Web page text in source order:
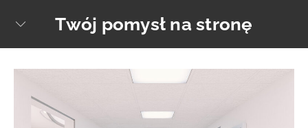
Twój pomysł na stronę